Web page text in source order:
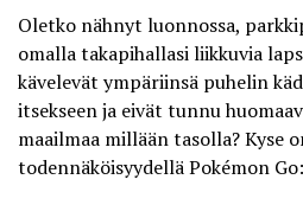
Oletko nähnyt luonnossa,
omalla takapihallasi liikkuvia
kävelevät ympäriinsä puhelin
itsekseen ja eivät tunnu
maailmaa millään tasolla? Kyse
todennäköisyydellä Pokémon